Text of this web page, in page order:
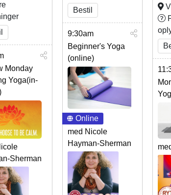
Monday
Yoga(in-
Sherman
Bestil
9:30am
Beginner's Yoga
(online)
Online
med Nicole
Hayman-Sherman